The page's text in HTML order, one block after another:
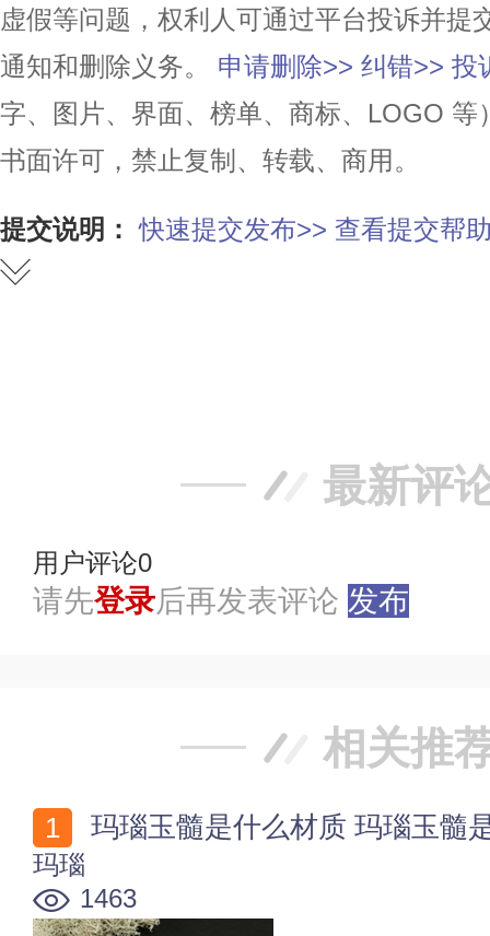
虚假等问题，权利人可通过平台投诉并提
通知和删除义务。
申请删除>> 纠错>> 投
字、图片、界面、榜单、商标、LOGO
书面许可，禁止复制、转载、商用。
提交说明： 快速提交发布>> 查看提交帮
最新评
用户评论0
请先登录后再发表评论 发布
相关推
玛瑙玉髓是什么材质 玛瑙玉髓
玛瑙
1463